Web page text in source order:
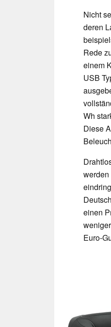
Nicht
deren
Rede
einem
USB
Wh
Diese
einen
Euro-